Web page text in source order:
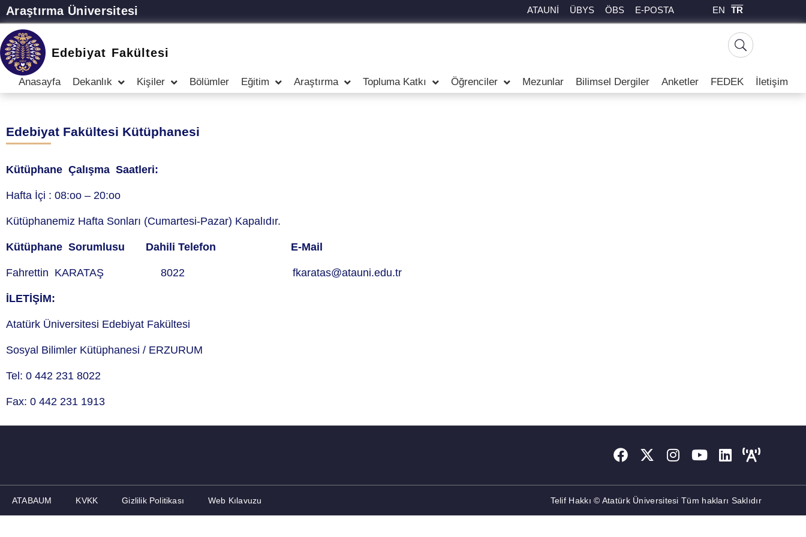
Araştırma Üniversitesi ATAUNİ ÜBYS ÖBS E-POSTA EN TR
Edebiyat Fakültesi
Anasayfa Dekanlık Kişiler Bölümler Eğitim Araştırma Topluma Katkı Öğrenciler Mezunlar Bilimsel Dergiler Anketler FEDEK İletişim
Edebiyat Fakültesi Kütüphanesi
Kütüphane Çalışma Saatleri:
Hafta İçi : 08:oo – 20:oo
Kütüphanemiz Hafta Sonları (Cumartesi-Pazar) Kapalıdır.
Kütüphane Sorumlusu Dahili Telefon E-Mail
Fahrettin KARATAŞ 8022 fkaratas@atauni.edu.tr
İLETİŞİM:
Atatürk Üniversitesi Edebiyat Fakültesi
Sosyal Bilimler Kütüphanesi / ERZURUM
Tel: 0 442 231 8022
Fax: 0 442 231 1913
ATABAUM KVKK Gizlilik Politikası Web Kılavuzu Telif Hakkı © Atatürk Üniversitesi Tüm hakları Saklıdır